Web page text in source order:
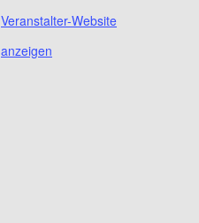
Veranstalter-Website
anzeigen